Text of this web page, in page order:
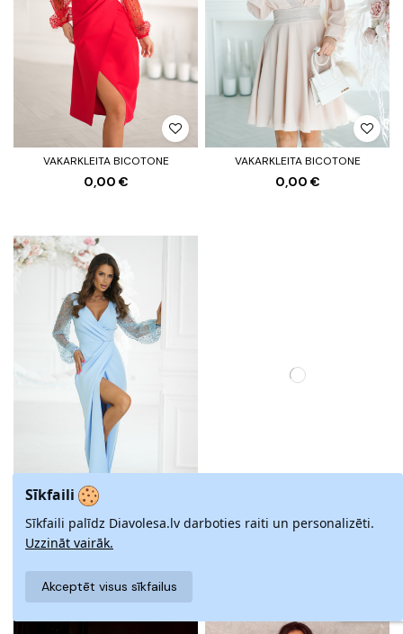
VAKARKLEITA BICOTONE
0,00 €
VAKARKLEITA BICOTONE
0,00 €
VAKARKLEITA BICOTONE
0,00 €
MELNA KLEITA CALLY RUE PARIS
Sīkfaili
Sīkfaili palīdz Diavolesa.lv darboties raiti un personalizēti.
Uzzināt vairāk.
Akceptēt visus sīkfailus